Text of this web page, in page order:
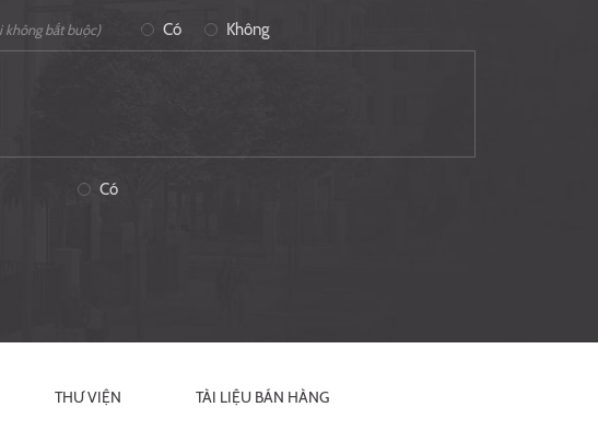
không bắt buộc) Có Không
Có
THƯ VIỆN TÀI LIỆU BÁN HÀNG